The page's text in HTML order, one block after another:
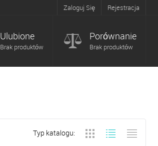
Zaloguj Się Rejestracja
Ulubione
Brak produktów
Porównanie
Brak produktów
Typ katalogu: